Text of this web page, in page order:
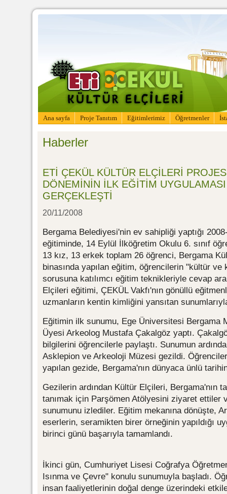
Ana sayfa Proje Tanıtım Eğitimlerimiz Öğretmenler
Haberler
ETİ ÇEKÜL KÜLTÜR ELÇİLERİ
DÖNEMİNİN İLK EĞİTİM
GERÇEKLEŞTİ
20/11/2008
Bergama Belediyesi'nin ev sahipliği yaptığı
eğitiminde, 14 Eylül İlköğretim Okulu 6. sınıf
13 kız, 13 erkek toplam 26 öğrenci, Bergama
binasında yapılan eğitim, öğrencilerin "kültür
sorusuna katılımcı eğitim teknikleriyle cevap
Elçileri eğitimi, ÇEKÜL Vakfı'nın gönüllü
uzmanların kentin kimliğini yansıtan
Eğitimin ilk sunumu, Ege Üniversitesi Bergama
Üyesi Arkeolog Mustafa Çakalgöz yaptı.
bilgilerini öğrencilerle paylaştı. Sunumun
Asklepion ve Arkeoloji Müzesi gezildi.
yapılan gezide, Bergama'nın dünyaca ünlü
Gezilerin ardından Kültür Elçileri, Bergama'nın
tanımak için Parşömen Atölyesini ziyaret ettiler
sunumunu izlediler. Eğitim mekanına dönüşte,
eserlerin, seramikten birer örneğinin yapıldığı
birinci günü başarıyla tamamlandı.
İkinci gün, Cumhuriyet Lisesi Coğrafya
Isınma ve Çevre" konulu sunumuyla başladı.
insan faaliyetlerinin doğal denge üzerindeki